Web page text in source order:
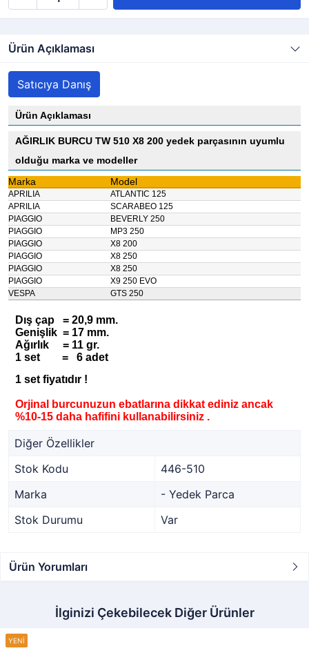
Ürün Açıklaması
Satıcıya Danış
Ürün Açıklaması
AĞIRLIK BURCU TW 510 X8 200 yedek parçasının uyumlu
olduğu marka ve modeller
Marka
Model
APRILIA
ATLANTIC 125
APRILIA
SCARABEO 125
PIAGGIO
BEVERLY 250
PIAGGIO
MP3 250
PIAGGIO
X8 200
PIAGGIO
X8 250
PIAGGIO
X8 250
PIAGGIO
X9 250 EVO
VESPA
GTS 250
Dış çap = 20,9 mm.
Genişlik = 17 mm.
Ağırlık = 11 gr.
1 set = 6 adet
1 set fiyatıdır !
Orjinal burcunuzun ebatlarına dikkat ediniz ancak
%10-15 daha hafifini kullanabilirsiniz .
Diğer Özellikler
Stok Kodu
446-510
Marka
- Yedek Parca
Stok Durumu
Var
Ürün Yorumları
İlginizi Çekebilecek Diğer Ürünler